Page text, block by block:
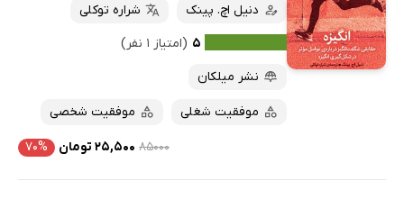
دنیل اچ. پینک
شراره توکلی
۵ (امتیاز ۱ نفر)
نشر میلکان
موفقیت شغلی موفقیت شخصی
۸۵۰۰۰ ۲۵,۵۰۰ تومان ۷۰%